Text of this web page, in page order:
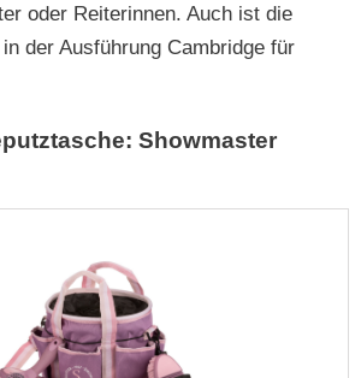
oder Reiterinnen. Auch ist die
der Ausführung Cambridge für
Showmaster